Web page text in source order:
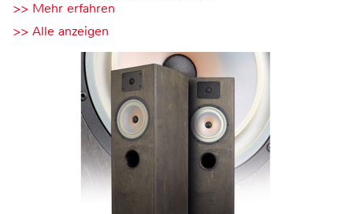
>> Mehr erfahren
>> Alle anzeigen